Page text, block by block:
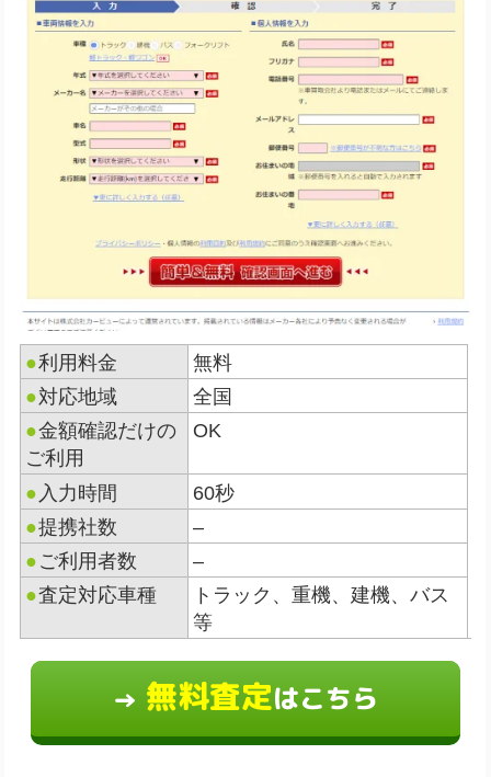
●利用料金
無料
●対応地域
全国
●金額確認だけの
ご利用
OK
● 入力時間
60秒
●提携社数
–
● ご利用者数
–
●査定対応車種
トラック、重機、建機、バス
等
→ 無料査定はこちら